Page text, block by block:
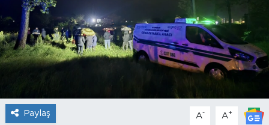
Paylaş A- A+